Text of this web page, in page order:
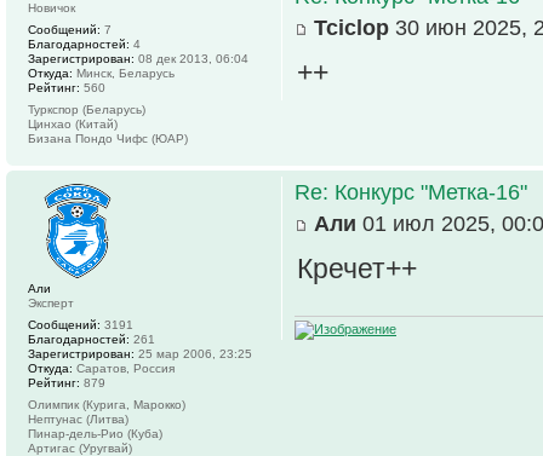
Tciclop 30 июн 2025,
++
Новичок
Сообщений: 7
Благодарностей: 4
Зарегистрирован: 08 дек 2013, 06:04
Откуда: Минск, Беларусь
Рейтинг: 560
Туркспор (Беларусь)
Цинхао (Китай)
Бизана Пондо Чифс (ЮАР)
Re: Конкурс "Метка-16"
Али 01 июл 2025,
Кречет++
Али
Эксперт
Сообщений: 3191
Благодарностей: 261
Зарегистрирован: 25 мар 2006, 23:25
Откуда: Саратов, Россия
Рейтинг: 879
Олимпик (Курига, Марокко)
Нептунас (Литва)
Пинар-дель-Рио (Куба)
Артигас (Уругвай)